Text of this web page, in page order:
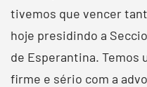
tivemos que vencer
hoje presidindo a
de Esperantina. Temos
firme e sério com a